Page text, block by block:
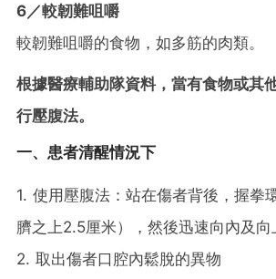
6／較韌難咀嚼
較韌難咀嚼的食物，如多筋的肉類。
根據醫療輔助隊資料，當有食物或其
行壓腹法。
一、患者清醒情況下
1. 使用壓腹法：站在傷者背後，握拳
臍之上2.5厘米），然後迅速向內及
2. 取出傷者口腔內鬆脫的異物